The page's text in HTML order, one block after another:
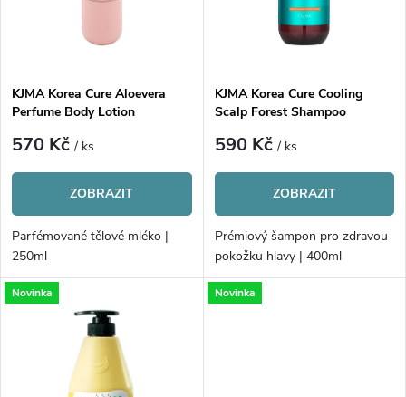
p
r
o
d
u
s
p
r
o
d
u
KJMA Korea Cure Aloevera
Perfume Body Lotion
570 Kč/ ks
ZOBRAZIT
Parfémované tělové mléko |
250ml
KJMA Korea Cure Cooling
Scalp Forest Shampoo
590 Kč/ ks
ZOBRAZIT
Prémiový šampon pro zdravou
pokožku hlavy | 400ml
Novinka Novinka